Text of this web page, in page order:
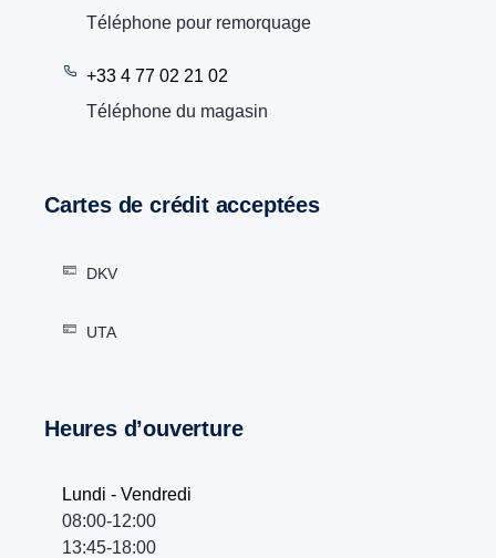
Téléphone pour remorquage
+33 4 77 02 21 02
Téléphone du magasin
Cartes de crédit acceptées
DKV
UTA
Heures d’ouverture
Lundi - Vendredi
08:00-12:00
13:45-18:00